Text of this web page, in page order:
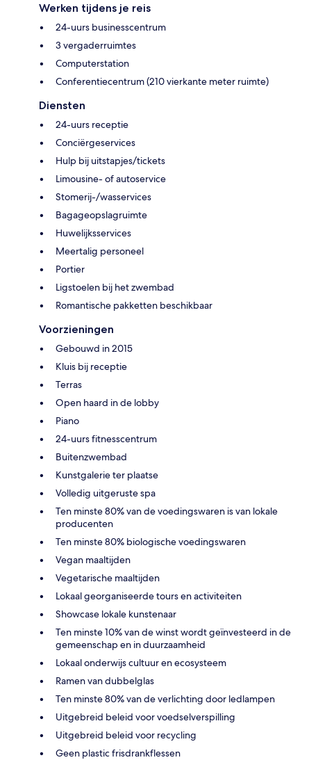
Werken tijdens je reis
24-uurs businesscentrum
3 vergaderruimtes
Computerstation
Conferentiecentrum (210 vierkante meter ruimte)
Diensten
24-uurs receptie
Conciërgeservices
Hulp bij uitstapjes/tickets
Limousine- of autoservice
Stomerij-/wasservices
Bagageopslagruimte
Huwelijksservices
Meertalig personeel
Portier
Ligstoelen bij het zwembad
Romantische pakketten beschikbaar
Voorzieningen
Gebouwd in 2015
Kluis bij receptie
Terras
Open haard in de lobby
Piano
24-uurs fitnesscentrum
Buitenzwembad
Kunstgalerie ter plaatse
Volledig uitgeruste spa
Ten minste 80% van de voedingswaren is van lokale
producenten
Ten minste 80% biologische voedingswaren
Vegan maaltijden
Vegetarische maaltijden
Lokaal georganiseerde tours en activiteiten
Showcase lokale kunstenaar
Ten minste 10% van de winst wordt geïnvesteerd in de
gemeenschap en in duurzaamheid
Lokaal onderwijs cultuur en ecosysteem
Ramen van dubbelglas
Ten minste 80% van de verlichting door ledlampen
Uitgebreid beleid voor voedselverspilling
Uitgebreid beleid voor recycling
Geen plastic frisdrankflessen